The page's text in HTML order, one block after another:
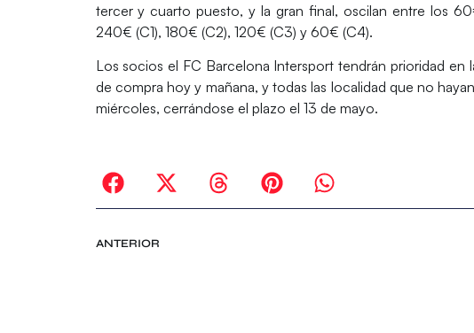
tercer y cuarto puesto, y la gran final, oscilan entre los
240€ (C1), 180€ (C2), 120€ (C3) y 60€ (C4).
Los socios el FC Barcelona Intersport tendrán prioridad en
de compra hoy y mañana, y todas las localidad que no
miércoles, cerrándose el plazo el 13 de mayo.
ANTERIOR